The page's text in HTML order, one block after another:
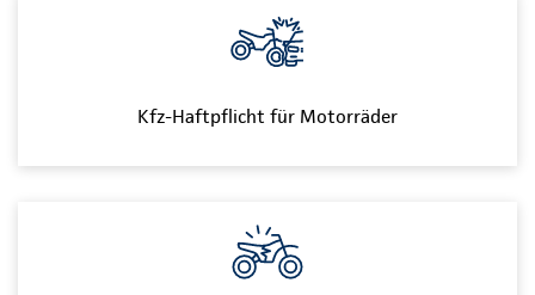
Kfz-Haftpflicht für Motorräder